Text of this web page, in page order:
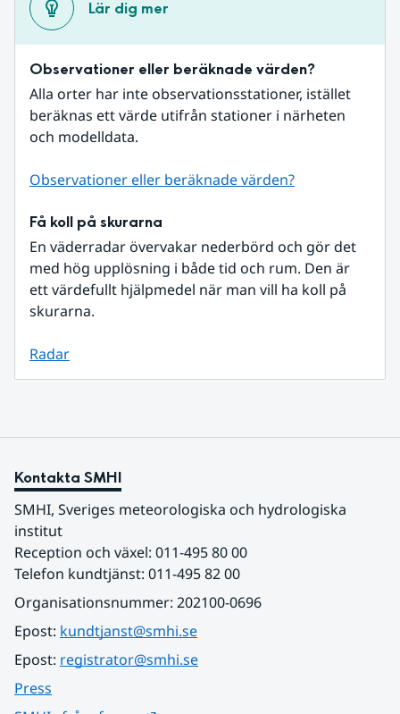
Lär dig mer
Observationer eller beräknade värden?
Alla orter har inte observationsstationer, istället
beräknas ett värde utifrån stationer i närheten
och modelldata.
Observationer eller beräknade värden?
Få koll på skurarna
En väderradar övervakar nederbörd och gör det
med hög upplösning i både tid och rum. Den är
ett värdefullt hjälpmedel när man vill ha koll på
skurarna.
Radar
Kontakta SMHI
SMHI, Sveriges meteorologiska och hydrologiska
institut
Reception och växel: 011-495 80 00
Telefon kundtjänst: 011-495 82 00
Organisationsnummer: 202100-0696
Epost: kundtjanst@smhi.se
Epost: registrator@smhi.se
Press